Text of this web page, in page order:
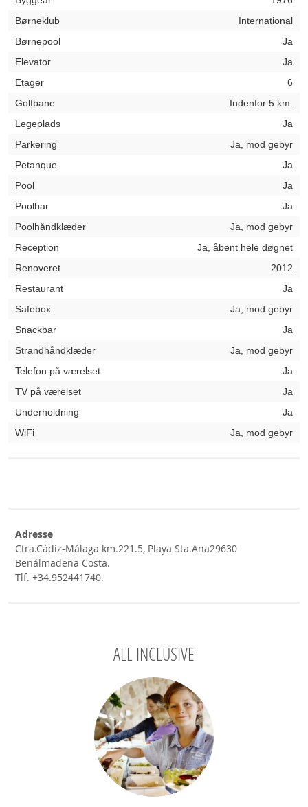
Børneklub
International
Børnepool
Ja
Elevator
Ja
Etager
6
Golfbane
Indenfor 5 km.
Legeplads
Ja
Parkering
Ja, mod gebyr
Petanque
Ja
Pool
Ja
Poolbar
Ja
Poolhåndklæder
Ja, mod gebyr
Reception
Ja, åbent hele døgnet
Renoveret
2012
Restaurant
Ja
Safebox
Ja, mod gebyr
Snackbar
Ja
Strandhåndklæder
Ja, mod gebyr
Telefon på værelset
Ja
TV på værelset
Ja
Underholdning
Ja
WiFi
Ja, mod gebyr
Adresse
Ctra.Cádiz-Málaga km.221.5, Playa Sta.Ana29630
Benálmadena Costa.
Tlf. +34.952441740.
ALL INCLUSIVE